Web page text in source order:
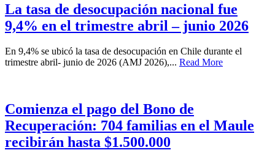
La tasa de desocupación nacional fue
9,4% en el trimestre abril – junio 2026
En 9,4% se ubicó la tasa de desocupación en Chile durante el
trimestre abril- junio de 2026 (AMJ 2026),... Read More
Comienza el pago del Bono de
Recuperación: 704 familias en el Maule
recibirán hasta $1.500.000